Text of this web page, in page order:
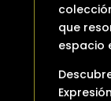
que
espacio